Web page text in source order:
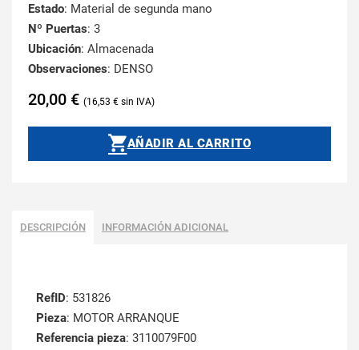
Estado: Material de segunda mano
Nº Puertas: 3
Ubicación: Almacenada
Observaciones: DENSO
20,00 € 16,53 €
AÑADIR AL CARRITO
DESCRIPCIÓN INFORMACIÓN ADICIONAL
RefID: 531826
Pieza: MOTOR ARRANQUE
Referencia pieza: 3110079F00